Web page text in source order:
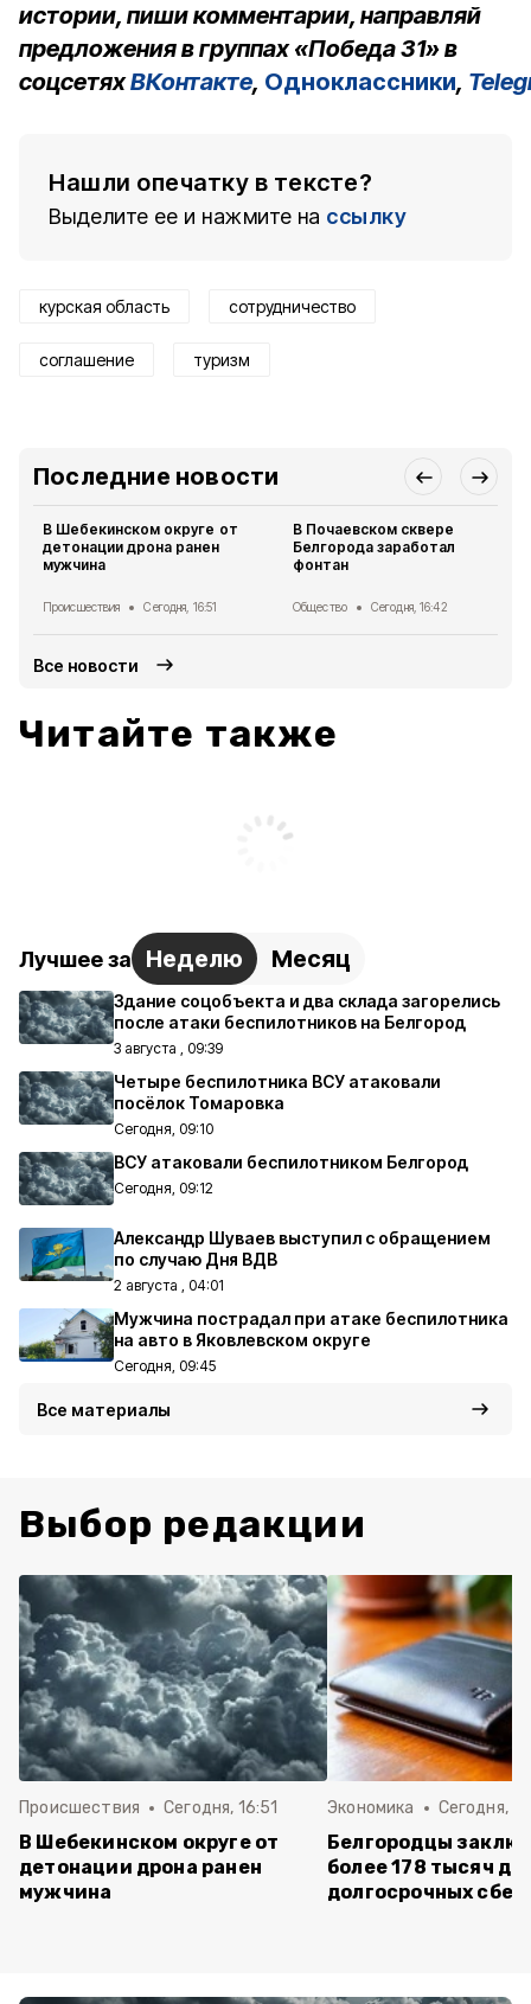
истории, пиши комментарии, направляй
предложения в группах «Победа 31» в
соцсетяхВКонтакте, Одноклассники,
Нашли опечатку в тексте?
Выделите ее и нажмите на ссылку
курская область сотрудничество
соглашение туризм
Последние новости
В Шебекинском округе от
детонации дрона ранен
мужчина
Происшествия Сегодня, 16:51
В Почаевском сквере
Белгорода заработал
фонтан
Общество Сегодня, 16:42
Все новости
Читайте также
Лучшее за Неделю Месяц
Здание соцобъекта и два склада загорелись
после атаки беспилотников на Белгород
3 августа , 09:39
Четыре беспилотника ВСУ атаковали
посёлок Томаровка
Сегодня, 09:10
ВСУ атаковали беспилотником Белгород
Сегодня, 09:12
Александр Шуваев выступил с обращением
по случаю Дня ВДВ
2 августа , 04:01
Мужчина пострадал при атаке беспилотника
на авто в Яковлевском округе
Сегодня, 09:45
Все материалы
Выбор редакции
Происшествия Сегодня, 16:51
В Шебекинском округе от
детонации дрона ранен
мужчина
Экономика Сегодня,
Белгородцы
более 178 тысяч
долгосрочных